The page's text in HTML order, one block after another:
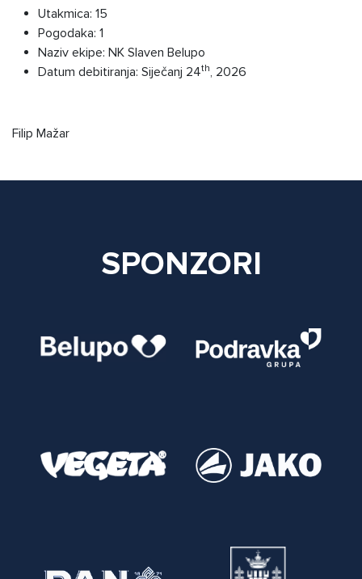
Utakmica: 15
Pogodaka: 1
Naziv ekipe: NK Slaven Belupo
Datum debitiranja: Siječanj 24th, 2026
Filip Mažar
SPONZORI